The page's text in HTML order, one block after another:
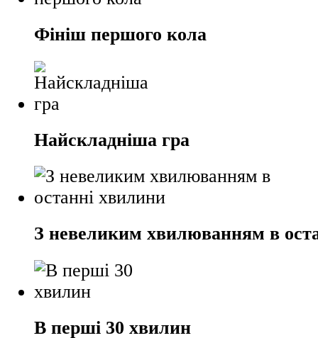
Фініш першого кола
Найскладніша гра
З невеликим хвилюванням в
В перші 30 хвилин